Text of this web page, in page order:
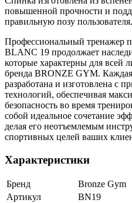
повышенной прочности и
правильную позу пользователя.
Профессиональный тренажер
BLANC 19 продолжает
которые характерны для всей
бренда BRONZE GYM. Каждая
разработана и изготовлена с
технологий, обеспечивая
безопасность во время
собой идеальное сочетание
делая его неотъемлемым
спортивных целей ваших
Характеристики
Бренд
Bronze Gym
Артикул
BN19